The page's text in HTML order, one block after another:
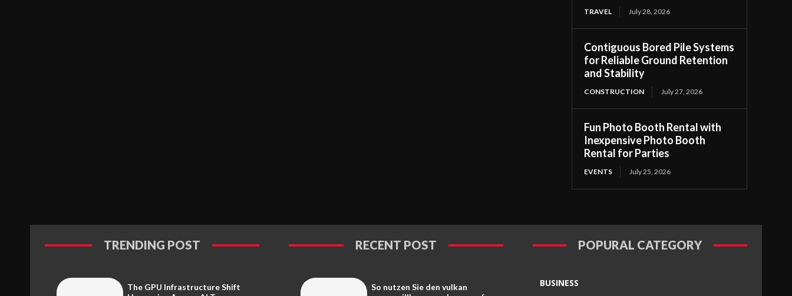
TRAVEL July 28, 2026
Contiguous Bored Pile Systems
for Reliable Ground Retention
and Stability
CONSTRUCTION July 27, 2026
Fun Photo Booth Rental with
Inexpensive Photo Booth
Rental for Parties
EVENTS July 25, 2026
TRENDING POST
The GPU Infrastructure Shift
RECENT POST
So nutzen Sie den vulkan
POPURAL CATEGORY
BUSINESS